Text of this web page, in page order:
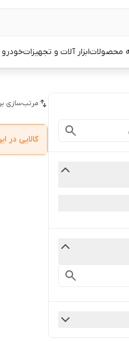
محصولاتابزار آلات و تجهیزات
مرتب‌سازی
کالایی